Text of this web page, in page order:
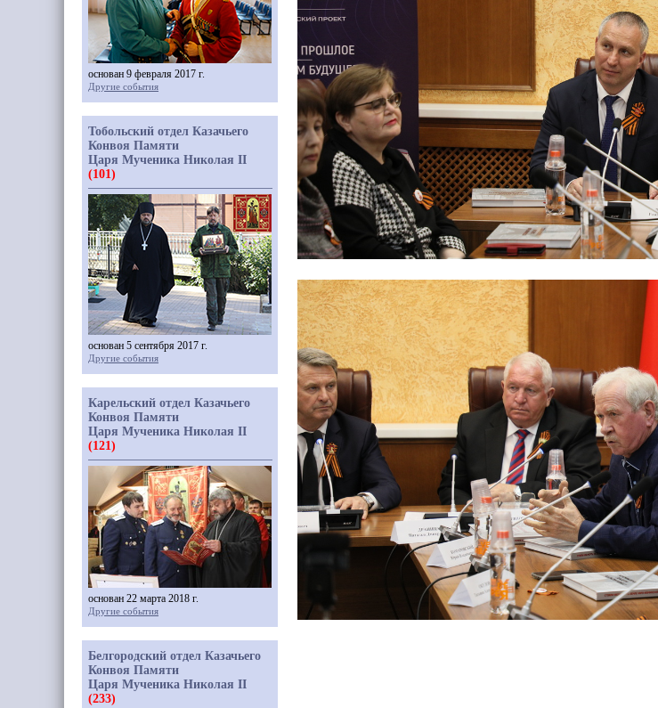
основан 9 февраля 2017 г.
Другие события
Тобольский отдел Казачьего
Конвоя Памяти
Царя Мученика Николая II
(101)
основан 5 сентября 2017 г.
Другие события
Карельский отдел Казачьего
Конвоя Памяти
Царя Мученика Николая II
(121)
основан 22 марта 2018 г.
Другие события
Белгородский отдел Казачьего
Конвоя Памяти
Царя Мученика Николая II
(233)